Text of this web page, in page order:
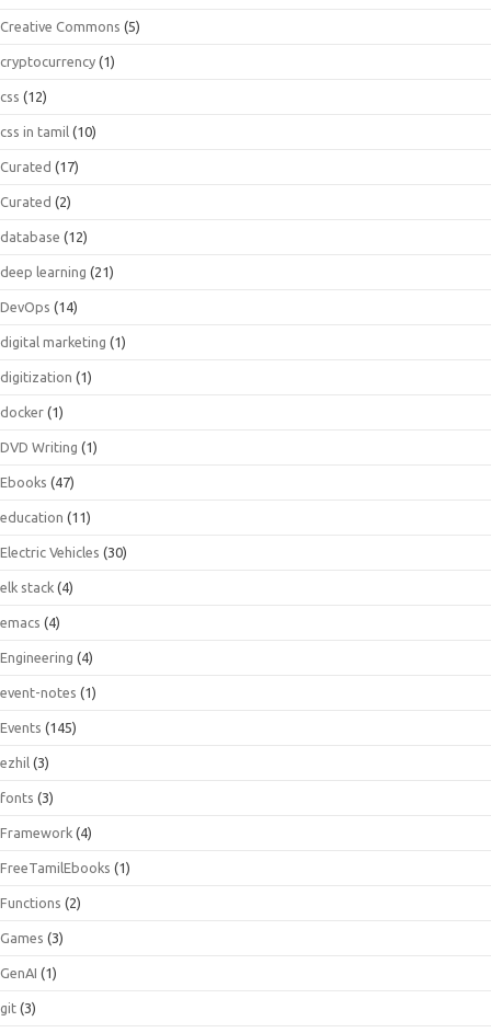
Creative Commons (5)
cryptocurrency (1)
css (12)
css in tamil (10)
Curated (17)
Curated (2)
database (12)
deep learning (21)
DevOps (14)
digital marketing (1)
digitization (1)
docker (1)
DVD Writing (1)
Ebooks (47)
education (11)
Electric Vehicles (30)
elk stack (4)
emacs (4)
Engineering (4)
event-notes (1)
Events (145)
ezhil (3)
fonts (3)
Framework (4)
FreeTamilEbooks (1)
Functions (2)
Games (3)
GenAI (1)
git (3)